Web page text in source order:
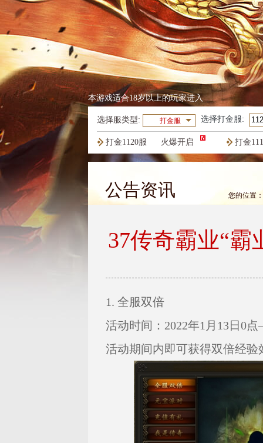
本游戏适合18岁以上的玩家进入
选择服类型: 打金服 选择打金服:
火爆开启
打金1120服 打金
火爆开启
打金1117服 打金
公告资讯 您的位置：
37传奇霸业“
1. 全服双倍
活动时间：2022年1月13日0
活动期间内即可获得双倍经